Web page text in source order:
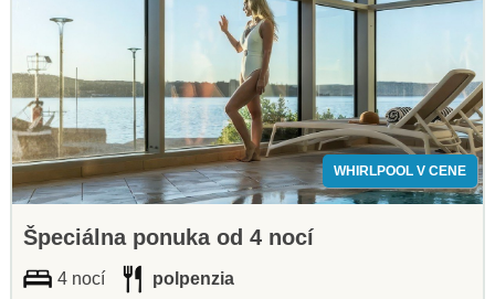
WHIRLPOOL V CENE
Špeciálna ponuka od 4 nocí
4 nocí polpenzia